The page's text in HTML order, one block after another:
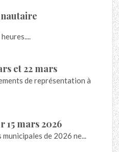
et 22 mars
de représentation à
15 mars 2026
de 2026 ne...